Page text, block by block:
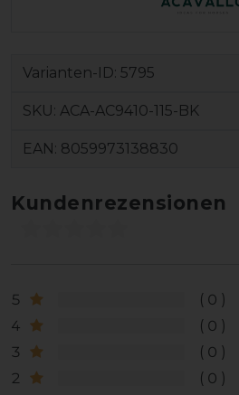
Varianten-ID: 5795
SKU: ACA-AC9410-115-BK
EAN: 8059973138830
Kundenrezensionen
5
0
4
0
3
0
2
0